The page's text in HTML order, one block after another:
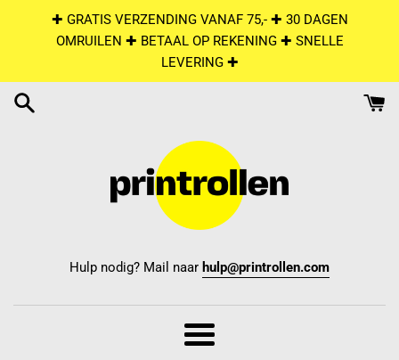
✚ GRATIS VERZENDING VANAF 75,- ✚ 30 DAGEN
OMRUILEN ✚ BETAAL OP REKENING ✚ SNELLE
LEVERING ✚
Hulp nodig? Mail naar hulp@printrollen.com
Menu